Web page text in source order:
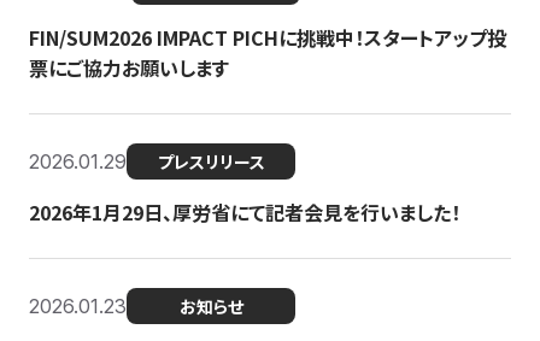
FIN/SUM2026 IMPACT PICHに挑戦中！スタートアップ投
票にご協力お願いします
2026.01.29 プレスリリース
2026年1月29日、厚労省にて記者会見を行いました！
2026.01.23 お知らせ